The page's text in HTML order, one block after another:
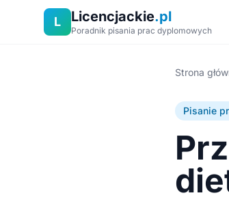
L Licencjackie.pl
Poradnik pisania prac dyplomowych
Strona
Pisanie